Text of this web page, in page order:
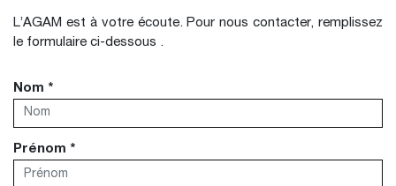
L’AGAM est à votre écoute. Pour nous contacter, remplissez
le formulaire ci-dessous .
Nom *
Prénom *